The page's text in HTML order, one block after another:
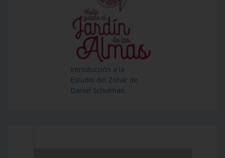
Introducción a la
Estudio del Zohar de
Daniel Schulman